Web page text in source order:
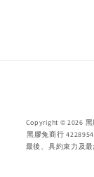
Copyright © 2026
黑膠兔商行
最後、具約束力及